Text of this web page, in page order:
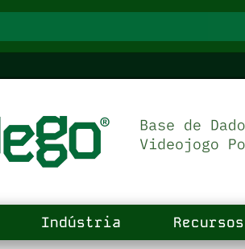
Indústria Recursos